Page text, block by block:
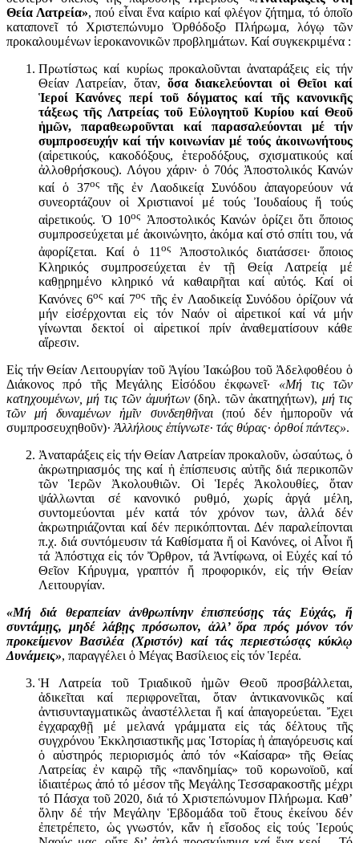
Θεία Λατρεία», πού εἶναι ἕνα καίριο καί φλέγον ζήτημα, τό ὁποῖο
καταπονεῖ τό Χριστεπώνυμο Ὀρθόδοξο Πλήρωμα, λόγῳ τῶν
προκαλουμένων ἱεροκανονικῶν προβλημάτων. Καί συγκεκριμένα :
Πρωτίστως καί κυρίως προκαλοῦνται ἀναταράξεις εἰς τήν
Θείαν Λατρείαν, ὅταν, ὅσα διακελεύονται οἱ Θεῖοι καί
Ἱεροί Κανόνες περί τοῦ δόγματος καί τῆς κανονικῆς
τάξεως τῆς Λατρείας τοῦ Εὐλογητοῦ Κυρίου καί Θεοῦ
ἡμῶν, παραθεωροῦνται καί παρασαλεύονται μέ τήν
συμπροσευχήν καί τήν κοινωνίαν μέ τούς ἀκοινωνήτους
(αἱρετικούς, κακοδόξους, ἑτεροδόξους, σχισματικούς καί
ἀλλοθρήσκους). Λόγου χάριν· ὁ 70ός Ἀποστολικός Κανών
καί ὁ 37ος τῆς ἐν Λαοδικείᾳ Συνόδου ἀπαγορεύουν νά
συνεορτάζουν οἱ Χριστιανοί μέ τούς Ἰουδαίους ἤ τούς
αἱρετικούς. Ὁ 10ος Ἀποστολικός Κανών ὁρίζει ὅτι ὅποιος
συμπροσεύχεται μέ ἀκοινώνητο, ἀκόμα καί στό σπίτι του, νά
ἀφορίζεται. Καί ὁ 11οςἈποστολικός διατάσσει· ὅποιος
Κληρικός συμπροσεύχεται ἐν τῇ Θείᾳ Λατρείᾳ μέ
καθῃρημένο κληρικό νά καθαιρῆται καί αὐτός. Καί οἱ
Κανόνες 6ος καί 7ος τῆς ἐν Λαοδικείᾳ Συνόδου ὁρίζουν νά
μήν εἰσέρχονται εἰς τόν Ναόν οἱ αἱρετικοί καί νά μήν
γίνωνται δεκτοί οἱ αἱρετικοί πρίν ἀναθεματίσουν κάθε
αἵρεσιν.
Εἰς τήν Θείαν Λειτουργίαν τοῦ Ἁγίου Ἰακώβου τοῦ Ἀδελφοθέου ὁ
Διάκονος πρό τῆς Μεγάλης Εἰσόδου ἐκφωνεῖ· «Μή τις τῶν
κατηχουμένων, μή τις τῶν ἀμυήτων(δηλ. τῶν ἀκατηχήτων), μή τις
τῶν μή δυναμένων ἡμῖν συνδεηθῆναι(πού δέν ἠμποροῦν νά
συμπροσευχηθοῦν)· Ἀλλήλους ἐπίγνωτε· τάς θύρας· ὀρθοί πάντες».
Ἀναταράξεις εἰς τήν Θείαν Λατρείαν προκαλοῦν, ὡσαύτως, ὁ
ἀκρωτηριασμός της καί ἡ ἐπίσπευσις αὐτῆς διά περικοπῶν
τῶν Ἱερῶν Ἀκολουθιῶν. Οἱ Ἱερές Ἀκολουθίες, ὅταν
ψάλλωνται σέ κανονικό ρυθμό, χωρίς ἀργά μέλη,
συντομεύονται μέν κατά τόν χρόνον των, ἀλλά δέν
ἀκρωτηριάζονται καί δέν περικόπτονται. Δέν παραλείπονται
π.χ. διά συντόμευσιν τά Καθίσματα ἤ οἱ Κανόνες, οἱ Αἶνοι ἤ
τά Ἀπόστιχα εἰς τόν Ὄρθρον, τά Ἀντίφωνα, οἱ Εὐχές καί τό
Θεῖον Κήρυγμα, γραπτόν ἤ προφορικόν, εἰς τήν Θείαν
Λειτουργίαν.
«Μή διά θεραπείαν ἀνθρωπίνην ἐπισπεύσῃς τάς Εὐχάς, ἤ
συντάμῃς, μηδέ λάβῃς πρόσωπον, ἀλλ’ ὅρα πρός μόνον τόν
προκείμενον Βασιλέα (Χριστόν) καί τάς περιεστώσᾳς κύκλῳ
Δυνάμεις», παραγγέλει ὁ Μέγας Βασίλειος εἰς τόν Ἱερέα.
Ἡ Λατρεία τοῦ Τριαδικοῦ ἡμῶν Θεοῦ προσβάλλεται,
ἀδικεῖται καί περιφρονεῖται, ὅταν ἀντικανονικῶς καί
ἀντισυνταγματικῶς ἀναστέλλεται ἤ καί ἀπαγορεύεται. Ἔχει
ἐγχαραχθῇ μέ μελανά γράμματα εἰς τάς δέλτους τῆς
συγχρόνου Ἐκκλησιαστικῆς μας Ἱστορίας ἡ ἀπαγόρευσις καί
ὁ αὐστηρός περιορισμός ἀπό τόν «Καίσαρα» τῆς Θείας
Λατρείας ἐν καιρῷ τῆς «πανδημίας» τοῦ κορωνοϊοῦ, καί
ἰδιαιτέρως ἀπό τό μέσον τῆς Μεγάλης Τεσσαρακοστῆς μέχρι
τό Πάσχα τοῦ 2020, διά τό Χριστεπώνυμον Πλήρωμα. Καθ’
ὅλην δέ τήν Μεγάλην Ἑβδομάδα τοῦ ἔτους ἐκείνου δέν
ἐπετρέπετο, ὡς γνωστόν, κἄν ἡ εἴσοδος εἰς τούς Ἱερούς